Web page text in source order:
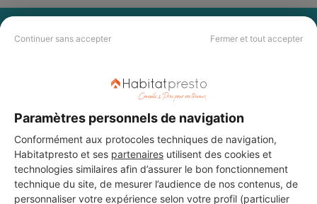
Continuer sans accepter Fermer et tout accepter
Paramètres personnels de navigation
Conformément aux protocoles techniques de navigation,
Habitatpresto et ses partenaires utilisent des cookies et
technologies similaires afin d’assurer le bon fonctionnement
technique du site, de mesurer l’audience de nos contenus, de
personnaliser votre expérience selon votre profil (particulier
PAS LE TEMPS DE
Vous souhaitez réaliser des travaux et ne savez quel professionnel
choisir ? Demandez des devis travauxauprès de notre réseau de 5 000
professionnels partout en France.